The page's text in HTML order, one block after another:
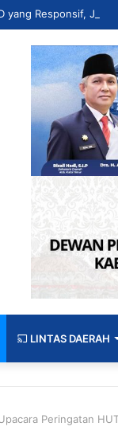
LINTAS DAERAH
Peringatan